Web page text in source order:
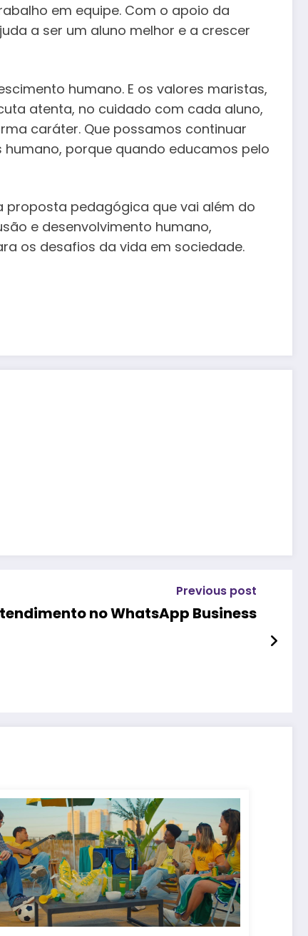
em equipe. Com o apoio da
a ser um aluno melhor e a crescer
humano. E os valores maristas,
atenta, no cuidado com cada aluno,
caráter. Que possamos continuar
porque quando educamos pelo
pedagógica que vai além do
e desenvolvimento humano,
os desafios da vida em sociedade.
Previous post
no WhatsApp Business